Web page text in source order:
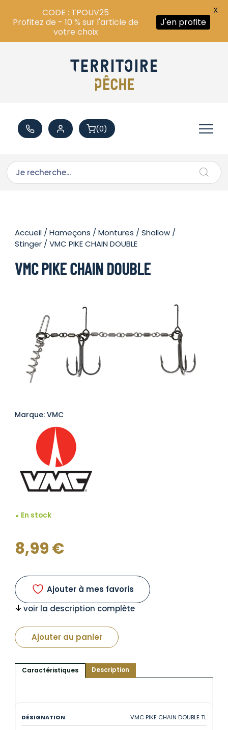
(0)
Accueil /Hameçons /Montures /Shallow /
Stinger / VMC PIKE CHAIN DOUBLE
VMC PIKE CHAIN DOUBLE
Marque: VMC
En stock
8,99€
Ajouter à mes favoris
voir la description complète
Ajouter au panier
Caractéristiques Description
VMC PIKE CHAIN DOUBLE TL
CODE : TPOUV25
Profitez de - 10 % sur l'article de
votre choix
J'en profite
X